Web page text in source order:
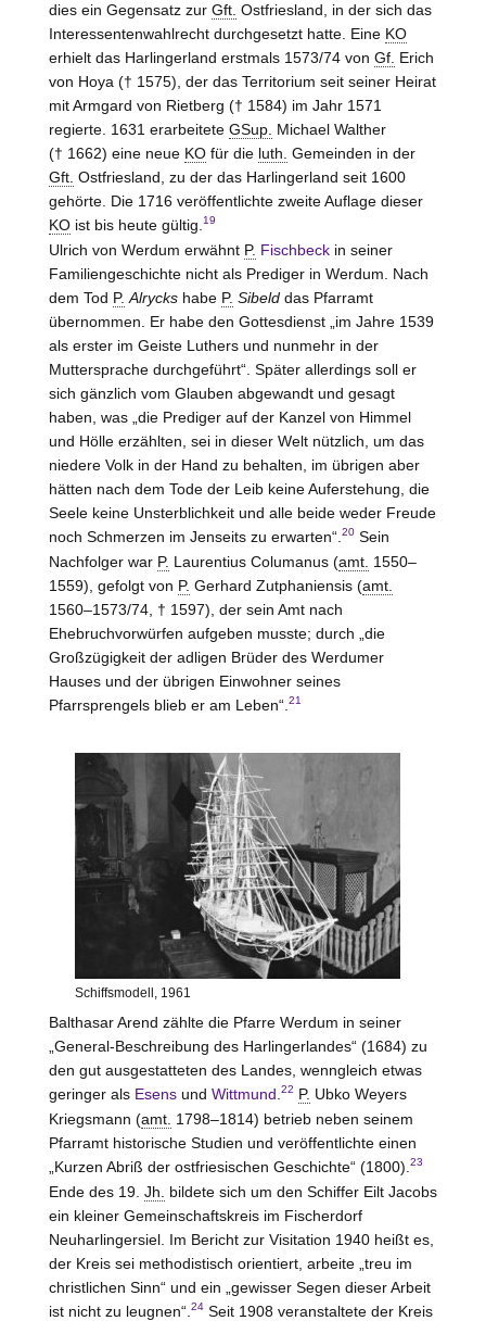
dies ein Gegensatz zur Gft. Ostfriesland, in der sich das
Interessentenwahlrecht durchgesetzt hatte. Eine KO
erhielt das Harlingerland erstmals 1573/74 von Gf. Erich
von Hoya († 1575), der das Territorium seit seiner Heirat
mit Armgard von Rietberg († 1584) im Jahr 1571
regierte. 1631 erarbeitete GSup. Michael Walther
(† 1662) eine neue KOfür die luth. Gemeinden in der
Gft. Ostfriesland, zu der das Harlingerland seit 1600
gehörte. Die 1716 veröffentlichte zweite Auflage dieser
KOist bis heute gültig. 19
Ulrich von Werdum erwähnt P. Fischbeckin seiner
Familiengeschichte nicht als Prediger in Werdum. Nach
dem Tod P. Alryckshabe P. Sibelddas Pfarramt
übernommen. Er habe den Gottesdienst „im Jahre 1539
als erster im Geiste Luthers und nunmehr in der
Muttersprache durchgeführt“. Später allerdings soll er
sich gänzlich vom Glauben abgewandt und gesagt
haben, was „die Prediger auf der Kanzel von Himmel
und Hölle erzählten, sei in dieser Welt nützlich, um das
niedere Volk in der Hand zu behalten, im übrigen aber
hätten nach dem Tode der Leib keine Auferstehung, die
Seele keine Unsterblichkeit und alle beide weder Freude
noch Schmerzen im Jenseits zu erwarten“. 20Sein
Nachfolger war P. Laurentius Columanus (amt. 1550–
1559), gefolgt von P. Gerhard Zutphaniensis (amt.
1560–1573/74, † 1597), der sein Amt nach
Ehebruchvorwürfen aufgeben musste; durch „die
Großzügigkeit der adligen Brüder des Werdumer
Hauses und der übrigen Einwohner seines
Pfarrsprengels blieb er am Leben“. 21
Schiffsmodell, 1961
Balthasar Arend zählte die Pfarre Werdum in seiner
„General-Beschreibung des Harlingerlandes“ (1684) zu
den gut ausgestatteten des Landes, wenngleich etwas
geringer als Esensund Wittmund 22 P. Ubko Weyers
Kriegsmann (amt. 1798–1814) betrieb neben seinem
Pfarramt historische Studien und veröffentlichte einen
„Kurzen Abriß der ostfriesischen Geschichte“ (1800). 23
Ende des 19. Jh.
bildete sich um den Schiffer Eilt Jacobs
ein kleiner Gemeinschaftskreis im Fischerdorf
Neuharlingersiel. Im Bericht zur Visitation 1940 heißt es,
der Kreis sei methodistisch orientiert, arbeite „treu im
christlichen Sinn“ und ein „gewisser Segen dieser Arbeit
ist nicht zu leugnen“. 24Seit 1908 veranstaltete der Kreis